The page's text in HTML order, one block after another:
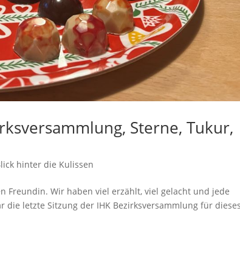
Sterne, Tukur,
hinter die Kulissen
Freundin. Wir haben viel erzählt, viel gelacht und jede
letzte Sitzung der IHK Bezirksversammlung für